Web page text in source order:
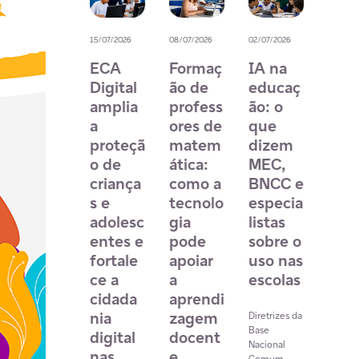
mento
compu
taciona
l e
raciocí
nio
lógico
na
15/07/2026
ECA
Digital
amplia
a
proteçã
o de
criança
s e
adolesc
entes e
fortale
ce a
cidada
nia
digital
08/07/2026
Formaç
ão de
profess
ores de
matem
ática:
como a
tecnolo
gia
pode
apoiar
a
aprendi
zagem
docent
02/07/2026
IA na
educaç
ão: o
que
dizem
MEC,
BNCC e
especia
listas
sobre o
uso nas
escolas
Diretrizes da
Base
Nacional